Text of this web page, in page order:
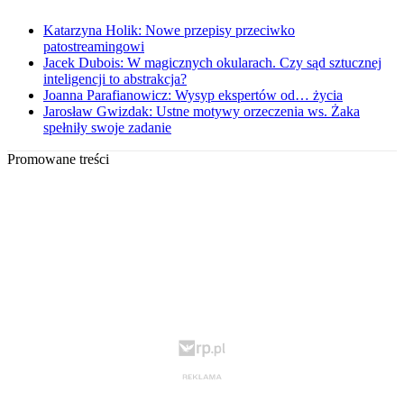
Katarzyna Holik: Nowe przepisy przeciwko
patostreamingowi
Jacek Dubois: W magicznych okularach. Czy sąd sztucznej
inteligencji to abstrakcja?
Joanna Parafianowicz: Wysyp ekspertów od… życia
Jarosław Gwizdak: Ustne motywy orzeczenia ws. Żaka
spełniły swoje zadanie
Promowane treści